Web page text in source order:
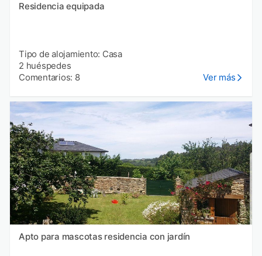
Residencia equipada
Tipo de alojamiento: Casa
2 huéspedes
Comentarios: 8
Ver más
Apto para mascotas residencia con jardín